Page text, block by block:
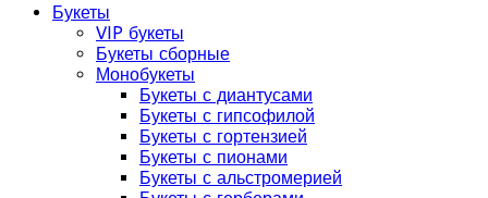
Букеты
VIP букеты
Букеты сборные
Монобукеты
Букеты с диантусами
Букеты с гипсофилой
Букеты с гортензией
Букеты с пионами
Букеты с альстромерией